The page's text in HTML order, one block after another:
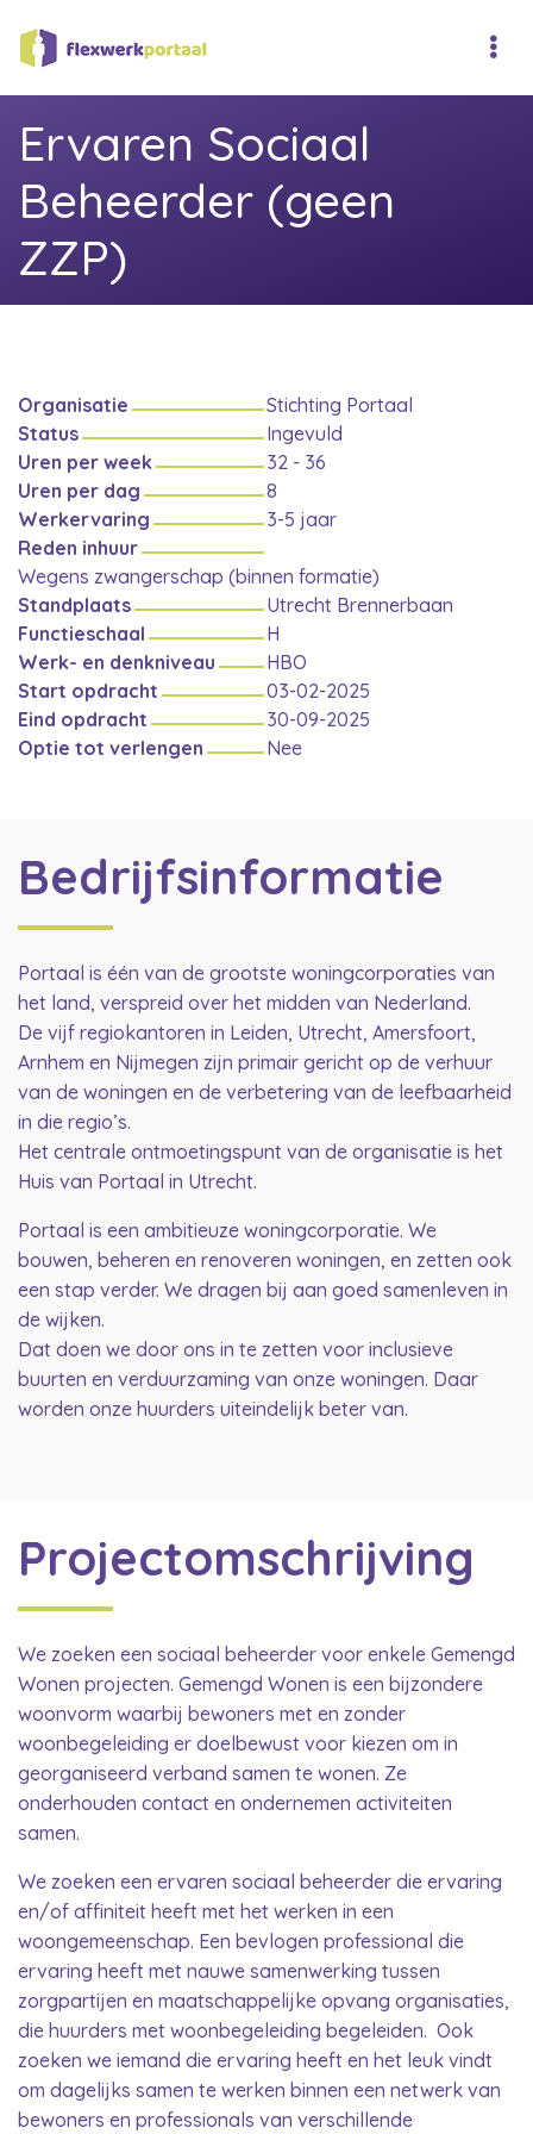
Ervaren Sociaal
Beheerder (geen
ZZP)
Organisatie
Stichting Portaal
Status
Ingevuld
Uren per week
32 - 36
Uren per dag
8
Werkervaring
3-5 jaar
Reden inhuur
Wegens zwangerschap (binnen formatie)
Standplaats
Utrecht Brennerbaan
Functieschaal
H
Werk- en denkniveau
HBO
Start opdracht
03-02-2025
Eind opdracht
30-09-2025
Optie tot verlengen
Nee
Bedrijfsinformatie
Portaal is één van de grootste woningcorporaties van
het land, verspreid over het midden van Nederland.
De vijf regiokantoren in Leiden, Utrecht, Amersfoort,
Arnhem en Nijmegen zijn primair gericht op de verhuur
van de woningen en de verbetering van de leefbaarheid
in die regio’s.
Het centrale ontmoetingspunt van de organisatie is het
Huis van Portaal in Utrecht.
Portaal is een ambitieuze woningcorporatie. We
bouwen, beheren en renoveren woningen, en zetten ook
een stap verder. We dragen bij aan goed samenleven in
de wijken.
Dat doen we door ons in te zetten voor inclusieve
buurten en verduurzaming van onze woningen. Daar
worden onze huurders uiteindelijk beter van.
Projectomschrijving
We zoeken een sociaal beheerder voor enkele Gemengd
Wonen projecten. Gemengd Wonen is een bijzondere
woonvorm waarbij bewoners met en zonder
woonbegeleiding er doelbewust voor kiezen om in
georganiseerd verband samen te wonen. Ze
onderhouden contact en ondernemen activiteiten
samen.
We zoeken een ervaren sociaal beheerder die ervaring
en/of affiniteit heeft met het werken in een
woongemeenschap. Een bevlogen professional die
ervaring heeft met nauwe samenwerking tussen
zorgpartijen en maatschappelijke opvang organisaties,
die huurders met woonbegeleiding begeleiden. Ook
zoeken we iemand die ervaring heeft en het leuk vindt
om dagelijks samen te werken binnen een netwerk van
bewoners en professionals van verschillende